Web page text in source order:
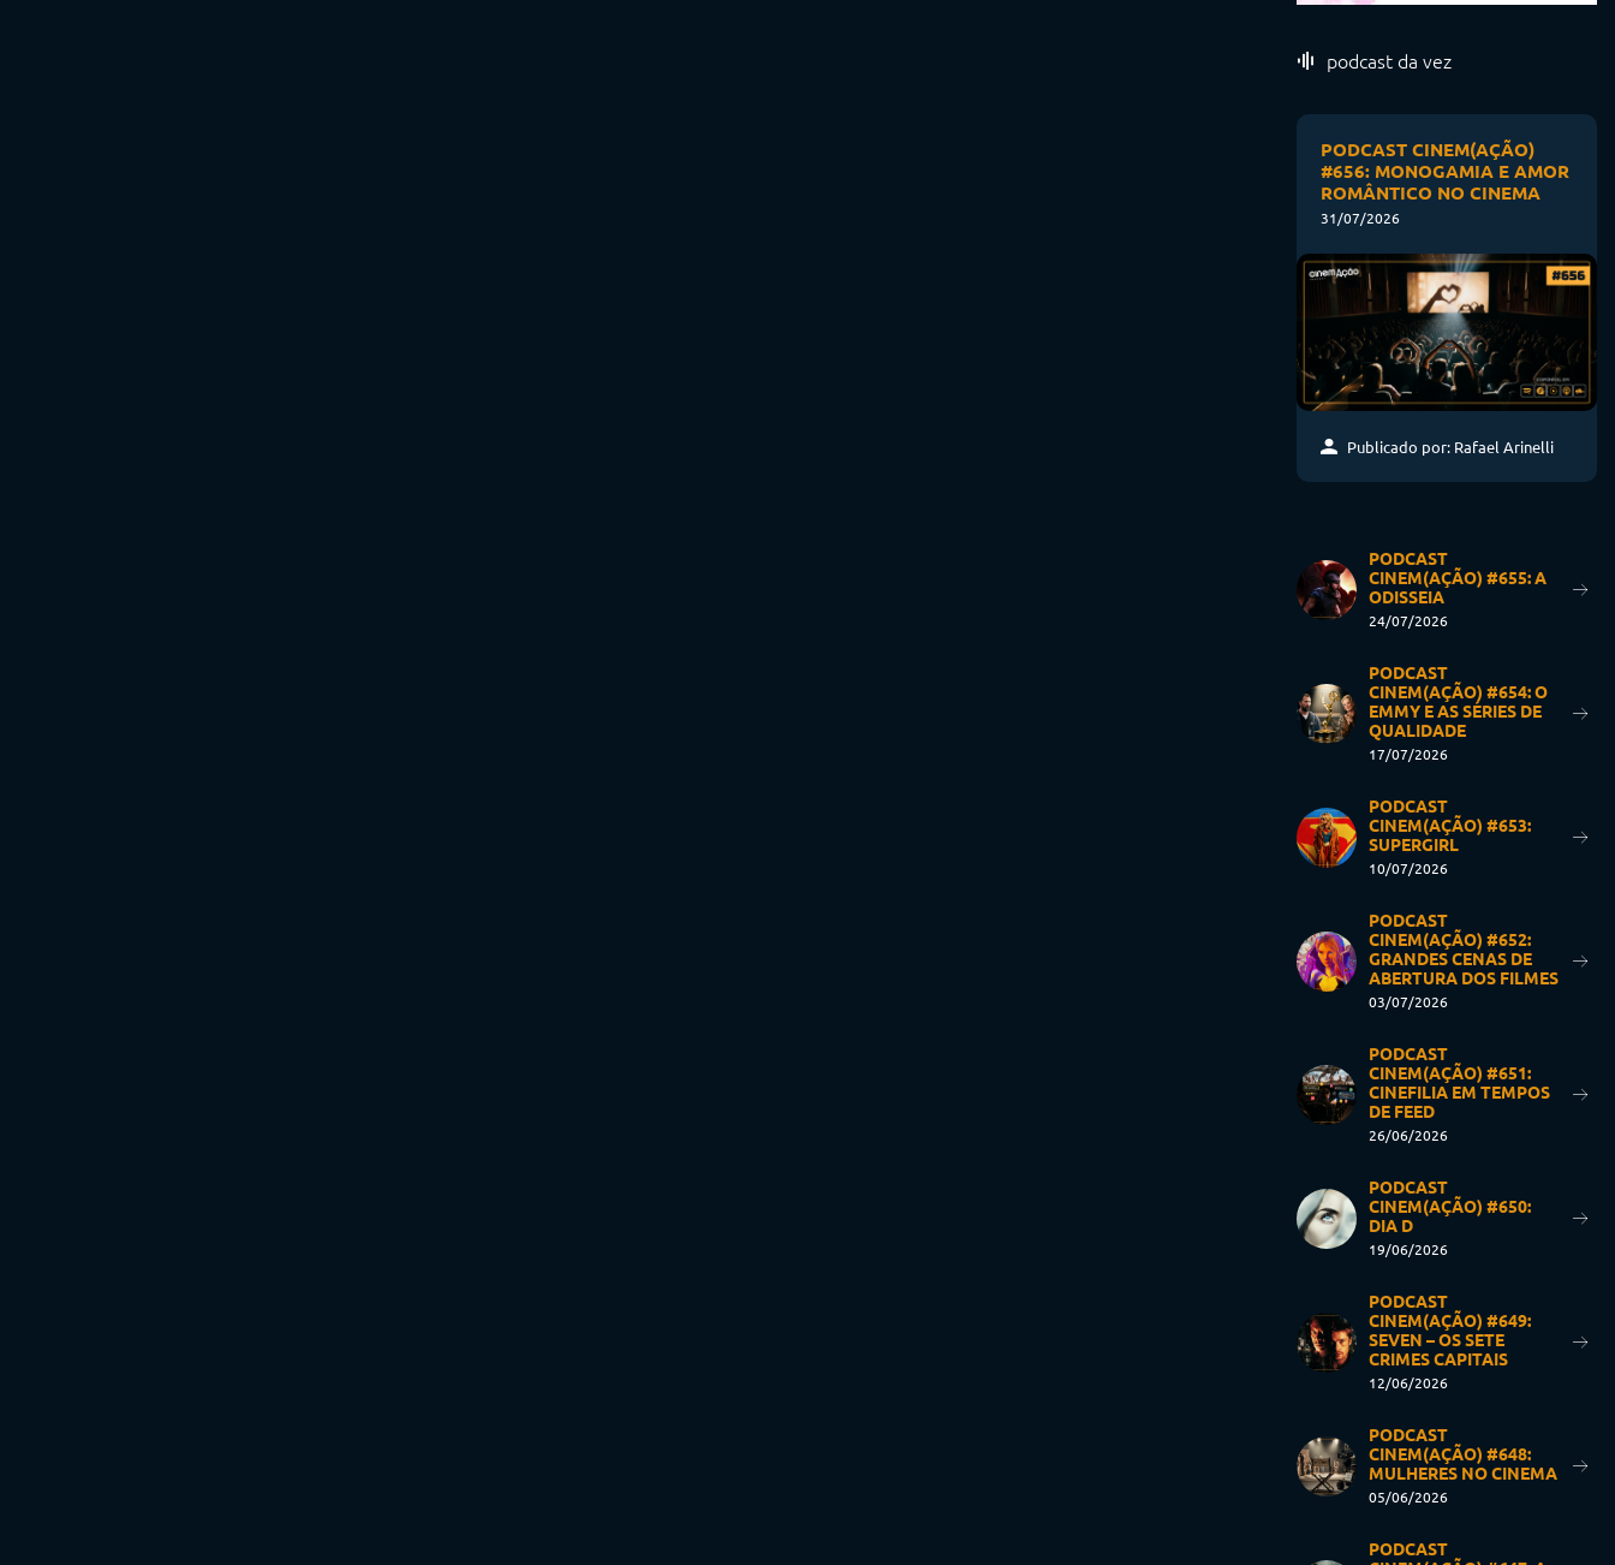
podcast da vez
PODCAST CINEM(AÇÃO)
#656: MONOGAMIA E AMOR
ROMÂNTICO NO CINEMA
31/07/2026
Publicado por: Rafael Arinelli
PODCAST
CINEM(AÇÃO) #655: A
ODISSEIA
24/07/2026
PODCAST
CINEM(AÇÃO) #654: O
EMMY E AS SÉRIES DE
QUALIDADE
17/07/2026
PODCAST
CINEM(AÇÃO) #653:
SUPERGIRL
10/07/2026
PODCAST
CINEM(AÇÃO) #652:
GRANDES CENAS DE
ABERTURA DOS FILMES
03/07/2026
PODCAST
CINEM(AÇÃO) #651:
CINEFILIA EM TEMPOS
DE FEED
26/06/2026
PODCAST
CINEM(AÇÃO) #650:
DIA D
19/06/2026
PODCAST
CINEM(AÇÃO) #649:
SEVEN – OS SETE
CRIMES CAPITAIS
12/06/2026
PODCAST
CINEM(AÇÃO) #648:
MULHERES NO CINEMA
05/06/2026
PODCAST